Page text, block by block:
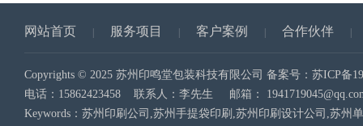
网站首页 服务项目 客户案例 合作伙伴
Copyrights © 2025 苏州印鸣堂包装科技有限公司 备案号： 苏ICP备
电话：15862423458 联系人：李先生 邮箱：
Keywords：苏州印刷公司,苏州手提袋印刷,苏州印刷设计公司,苏